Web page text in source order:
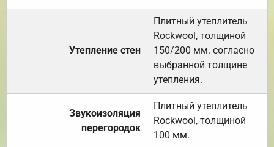
Утепление стен
Плитный утеплитель
Rockwool, толщиной
150/200 мм. согласно
выбранной толщине
утепления.
Звукоизоляция
перегородок
Плитный утеплитель
Rockwool, толщиной
100 мм.